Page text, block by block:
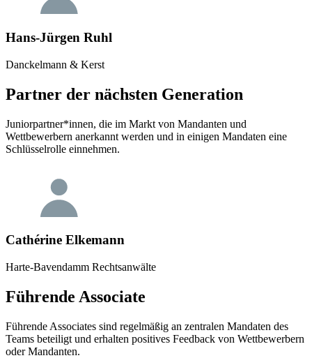
Hans-Jürgen Ruhl
Danckelmann & Kerst
Partner der nächsten Generation
Juniorpartner*innen, die im Markt von Mandanten und
Wettbewerbern anerkannt werden und in einigen Mandaten eine
Schlüsselrolle einnehmen.
Cathérine Elkemann
Harte-Bavendamm Rechtsanwälte
Führende Associate
Führende Associates sind regelmäßig an zentralen Mandaten des
Teams beteiligt und erhalten positives Feedback von Wettbewerbern
oder Mandanten.